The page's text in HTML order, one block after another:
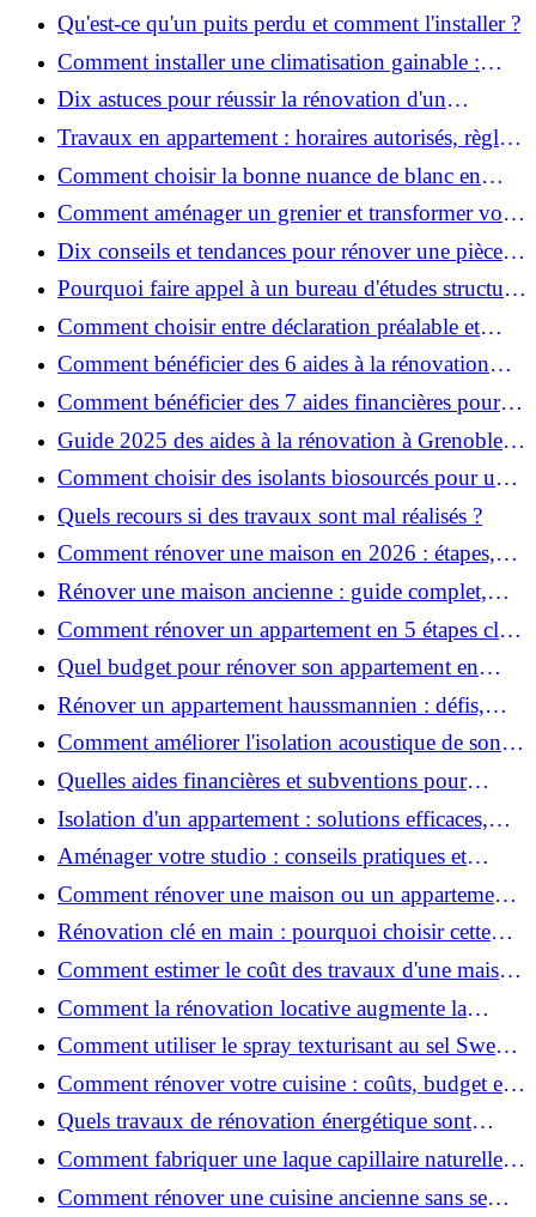
Qu'est-ce qu'un puits perdu et comment l'installer ?
Comment installer une climatisation gainable :
coût, étapes et conseils ?
Dix astuces pour réussir la rénovation d'un
appartement
Travaux en appartement : horaires autorisés, règles
et bonnes pratiques
Comment choisir la bonne nuance de blanc en
décoration et éviter les pièges ?
Comment aménager un grenier et transformer vos
combles en espace habitable ?
Dix conseils et tendances pour rénover une pièce
de la maison
Pourquoi faire appel à un bureau d'études structure
pour garantir la sécurité de vos rénovations ?
Comment choisir entre déclaration préalable et
permis de construire pour vos travaux ?
Comment bénéficier des 6 aides à la rénovation
énergétique à Grenoble ?
Comment bénéficier des 7 aides financières pour la
rénovation énergétique à Voiron ?
Guide 2025 des aides à la rénovation à Grenoble et
Voiron : MaPrimeRénov’, CEE, aides locales
Comment choisir des isolants biosourcés pour une
rénovation écologique ?
Quels recours si des travaux sont mal réalisés ?
Comment rénover une maison en 2026 : étapes,
coûts et conseils ?
Rénover une maison ancienne : guide complet,
étapes, budget et astuces
Comment rénover un appartement en 5 étapes clés
?
Quel budget pour rénover son appartement en
2026 ?
Rénover un appartement haussmannien : défis,
conseils pratiques et estimation des prix
Comment améliorer l'isolation acoustique de son
appartement ?
Quelles aides financières et subventions pour
rénover votre appartement en 2026 ?
Isolation d'un appartement : solutions efficaces,
prix et conseils
Aménager votre studio : conseils pratiques et
erreurs à éviter
Comment rénover une maison ou un appartement
avec 50 000 € : budget, étapes et astuces ?
Rénovation clé en main : pourquoi choisir cette
solution et à quoi faire attention ?
Comment estimer le coût des travaux d'une maison
?
Comment la rénovation locative augmente la
rentabilité de votre parc immobilier ?
Comment utiliser le spray texturisant au sel Sweet
Salt pour des cheveux effet plage ?
Comment rénover votre cuisine : coûts, budget et
astuces bois ?
Quels travaux de rénovation énergétique sont
éligibles à MaPrimeRénov' ?
Comment fabriquer une laque capillaire naturelle
maison ?
Comment rénover une cuisine ancienne sans se